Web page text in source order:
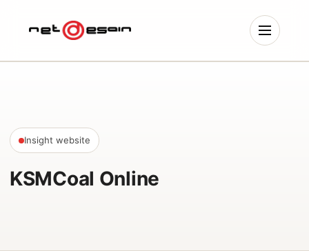
Insight website
KSMCoal Online